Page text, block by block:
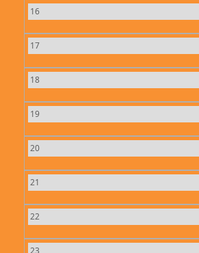
16
17
18
19
20
21
22